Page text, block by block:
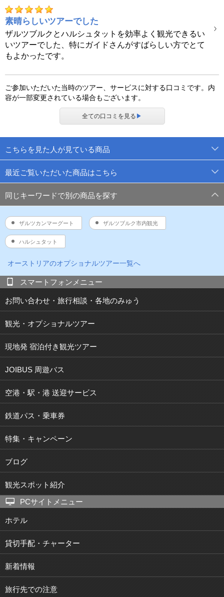
素晴らしいツアーでした
ザルツブルクとハルシュタットを効率よく観光できるい
いツアーでした、特にガイドさんがすばらしい方でとて
もよかったです。
ご参加いただいた当時のツアー、サービスに対する口コミです。内
容が一部変更されている場合もございます。
全ての口コミを見る ▶
こちらを見た人が見ている商品
最近ご覧いただいた商品はこちら
同じキーワードで別の商品を探す
ザルツカンマーグート ザルツブルク市内観光
ハルシュタット
オーストリアのオプショナルツアー一覧へ
スマートフォンメニュー
お問い合わせ・旅行相談・各地のみゅう
観光・オプショナルツアー
現地発 宿泊付き観光ツアー
JOIBUS 周遊バス
空港・駅・港 送迎サービス
鉄道パス・乗車券
特集・キャンペーン
ブログ
観光スポット紹介
PCサイトメニュー
ホテル
貸切手配・チャーター
新着情報
旅行先での注意